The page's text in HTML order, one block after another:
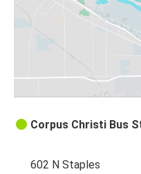
Corpus Christi Bus
602 N Staples